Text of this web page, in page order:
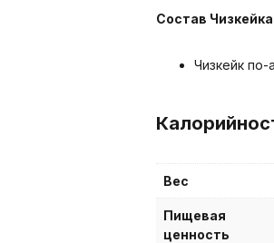
Состав
Чизкейк по-
Вес
Пищевая
ценность